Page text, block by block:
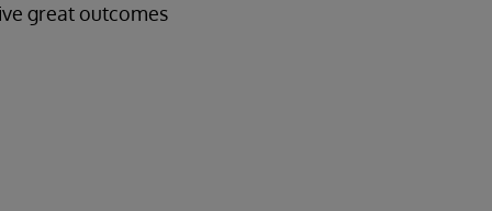
great outcomes